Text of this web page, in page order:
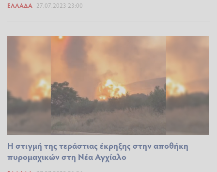
ΕΛΛΆΔΑ 27.07.2023 23:00
Η στιγμή της τεράστιας έκρηξης στην αποθήκη
πυρομαχικών στη Νέα Αγχίαλο